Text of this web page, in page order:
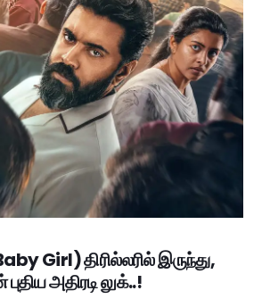
Girl) திரில்லரில் இருந்து,
அதிரடி லுக்..!